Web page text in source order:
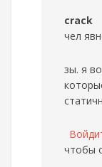
crack
чел
зы. я
чтобы